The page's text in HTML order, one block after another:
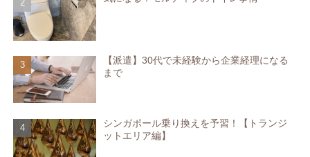
【派遣】30代で未経験から企業経理になる
まで
シンガポール乗り換えを予習！【トランジ
ットエリア編】